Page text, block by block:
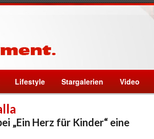
Lifestyle Stargalerien Video
„Ein Herz für Kinder“ eine